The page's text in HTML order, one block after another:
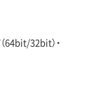
64bit/32bit）・